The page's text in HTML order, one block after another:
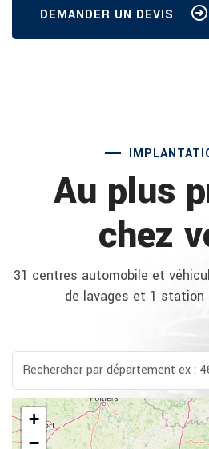
DEMANDER UN DEVIS
Au plus
chez
31 centres automobile et
de lavages et 1 station
+
−